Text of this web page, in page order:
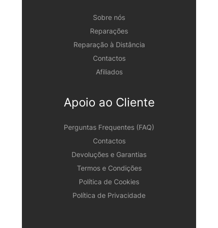
Sobre nós
Reparações
Reparação à Distância
Contactos
Afiliados
Apoio ao Cliente
Perguntas Frequentes (FAQ)
Contactos
Devoluções e Garantias
Termos e Condições
Política de Cookies
Política de Privacidade